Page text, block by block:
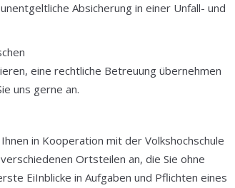
Absicherung in einer Unfall- und
eine rechtliche Betreuung übernehmen
uns gerne an.
in Kooperation mit der Volkshochschule
Ortsteilen an, die Sie ohne
EiInblicke in Aufgaben und Pflichten eines